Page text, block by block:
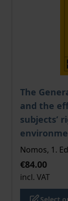
The
and the
subjects’
The price
Nomos, 1.
€84.00
incl. VAT